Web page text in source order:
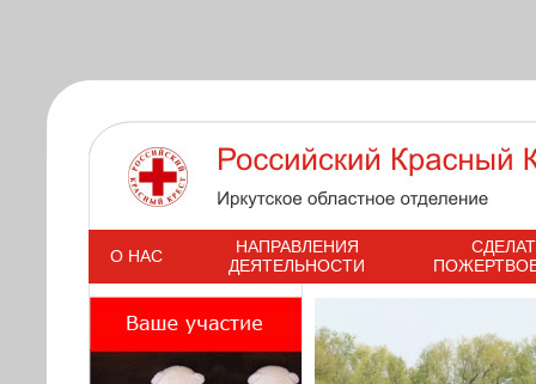
s
О НАС
НАПРАВЛЕНИЯ
ДЕЯТЕЛЬНОСТИ